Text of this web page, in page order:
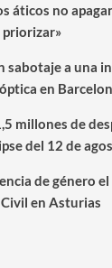
áticos no
sabotaje a una
en
millones de
del 12 de
de género
en Asturias